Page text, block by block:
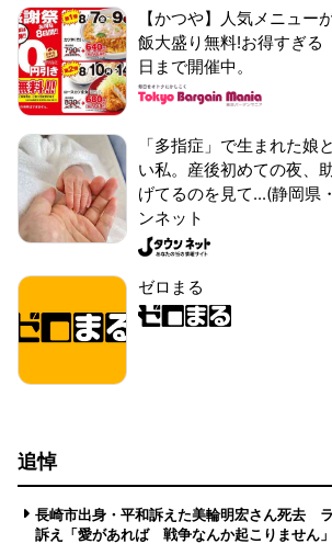
【かつや】人気メニュー
飯大盛り無料!お得すぎる
日まで開催中。
「多指症」で生まれた娘
い私。産後初めての夜、
げてるのを見て...(静岡県
ンネット
ゼロまる
追悼
長崎市出身・平和訴えた美輪明宏さん死去
訴え「愛があれば 戦争なんか起こりません」